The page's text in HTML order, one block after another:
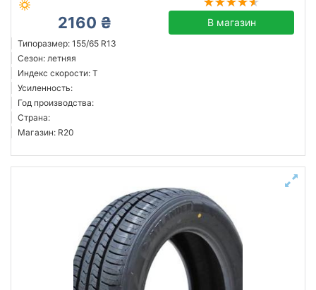
2160 ₴ В магазин
Типоразмер: 155/65 R13
Сезон: летняя
Индекс скорости: T
Усиленность:
Год производства:
Страна:
Магазин: R20